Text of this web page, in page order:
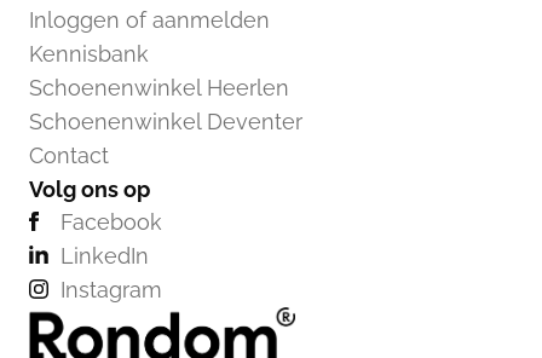
Inloggen of aanmelden
Kennisbank
Schoenenwinkel Heerlen
Schoenenwinkel Deventer
Contact
Volg ons op
Facebook
LinkedIn
Instagram